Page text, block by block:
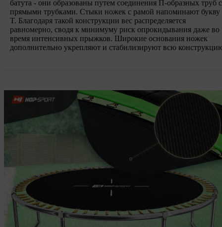
батута - они образованы путем соединения П-образных труб с
прямыми трубками. Стыки ножек с рамой напоминают букву
T. Благодаря такой конструкции вес распределяется
равномерно, сводя к минимуму риск опрокидывания даже во
время интенсивных прыжков. Широкие основания ножек
дополнительно укрепляют и стабилизируют всю